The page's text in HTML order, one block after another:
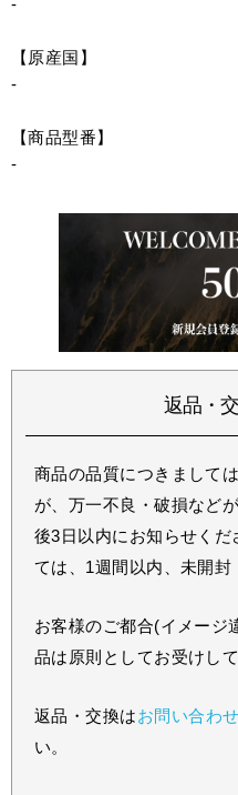
-
【原産国】
-
【商品型番】
-
返品・
商品の品質につきまして
が、万一不良・破損など
後3日以内にお知らせく
ては、1週間以内、未開封
お客様のご都合(イメージ
品は原則としてお受けし
返品・交換はお問い合わ
い。